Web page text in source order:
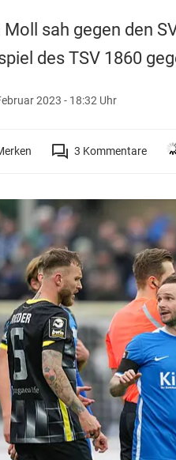
Moll sah gegen den
des TSV 1860
2023 - 18:32 Uhr
3 Kommentare